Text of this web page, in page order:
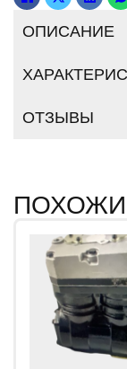
ОПИСАНИЕ
ОТЗЫВЫ